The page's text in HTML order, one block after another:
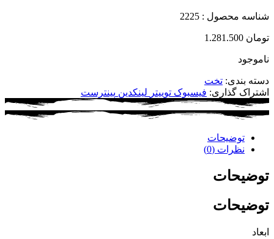
شناسه محصول : 2225
تومان
ناموجود
دسته بندی: تخت
اشتراک گذاری: فیسبوک توییتر لینکدین پینترست
توضیحات
نظرات (0)
توضیحات
توضیحات
ابعاد